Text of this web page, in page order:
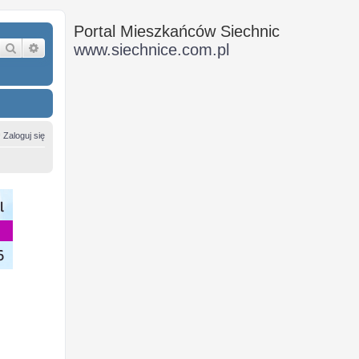
Szukaj Wyszukiwanie zaawansowane
Zaloguj się
Portal Mieszkańców Siechnic
www.siechnice.com.pl